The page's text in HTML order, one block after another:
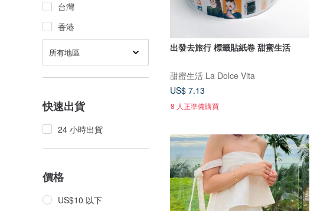
台灣
香港
所有地區
快速出貨
24 小時出貨
價格
US$10 以下
出發去旅行 標籤貼紙卷 甜蜜生活
甜蜜生活 La Dolce Vita
US$ 7.13
8 人正準備購買